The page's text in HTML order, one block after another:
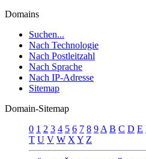
Domains
Suchen...
Nach Technologie
Nach Postleitzahl
Nach Sprache
Nach IP-Adresse
Sitemap
Domain-Sitemap
0 1 2 3 4 5 6 7 8 9A B C D E
T U V W XY Z